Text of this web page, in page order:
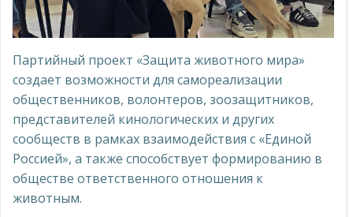
Партийный проект «Защита животного мира»
создает возможности для самореализации
общественников, волонтеров, зоозащитников,
представителей кинологических и других
сообществ в рамках взаимодействия с «Единой
Россией», а также способствует формированию в
обществе ответственного отношения к
животным.